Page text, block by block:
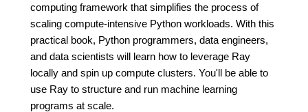
computing framework that simplifies the process of
scaling compute-intensive Python workloads. With this
practical book, Python programmers, data engineers,
and data scientists will learn how to leverage Ray
locally and spin up compute clusters. You'll be able to
use Ray to structure and run machine learning
programs at scale.